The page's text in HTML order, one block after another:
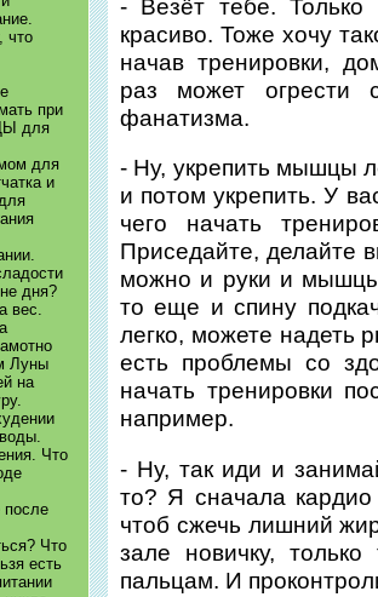
что
при
для
для
и
дня?
вес.
Луны
на
Что
после
Что
есть
- Везёт тебе.
красиво. Тоже хочу
начав тренировки,
раз может огрести
фанатизма.
- Ну, укрепить мышцы
и потом укрепить. У
чего начать
Приседайте, делайте
можно и руки и мышцы
то еще и спину
легко, можете надеть
есть проблемы со
начать тренировки
например.
- Ну, так иди и
то? Я сначала
чтоб сжечь лишний
зале новичку,
пальцам. И